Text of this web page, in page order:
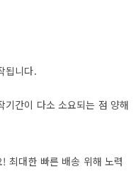
됩니다.
기간이 다소 소요되는 점 양해
최대한 빠른 배송 위해 노력